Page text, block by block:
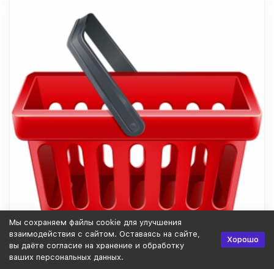
SEO-продвижение интернет-магазина в ТОП
Мы сохраняем файлы cookie для улучшения
взаимодействия с сайтом. Оставаясь на сайте,
вы даёте согласие на хранение и обработку
ваших персональных данных.
Хорошо